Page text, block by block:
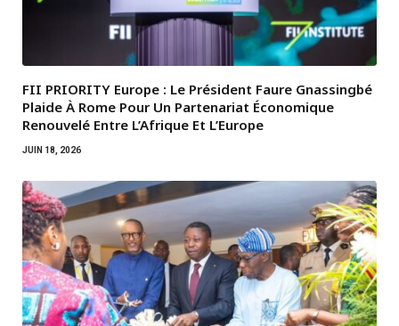
FII PRIORITY Europe : Le Président Faure Gnassingbé
Plaide À Rome Pour Un Partenariat Économique
Renouvelé Entre L’Afrique Et L’Europe
JUIN 18, 2026